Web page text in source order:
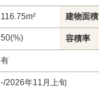
116.75m² 建物面積
50(%) 容積率
有
-/2026年11月上旬